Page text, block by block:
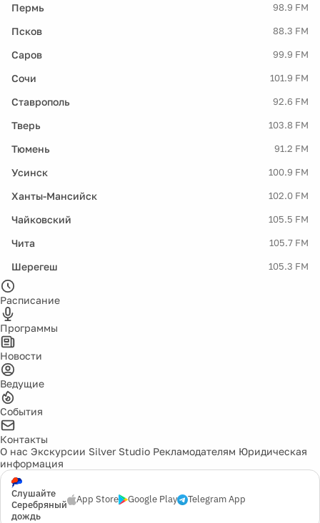
Пермь 98.9 FM
Псков 88.3 FM
Саров 99.9 FM
Сочи 101.9 FM
Ставрополь 92.6 FM
Тверь 103.8 FM
Тюмень 91.2 FM
Усинск 100.9 FM
Ханты-Мансийск 102.0 FM
Чайковский 105.5 FM
Чита 105.7 FM
Шерегеш 105.3 FM
Расписание
Программы
Новости
Ведущие
События
Контакты
О нас Экскурсии Silver Studio Рекламодателям Юридическая
информация
Слушайте
Серебряный
дождь
App Store Google Play Telegram App